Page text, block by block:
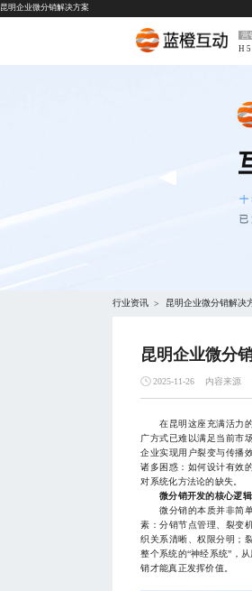
昆明企业微分销解决方案
营
行业资讯 > 昆明企业微分销解决
昆明企业微分
2025-11-26 内容来源
在昆明这座充满活力的
广方式已难以满足当前市
企业实现用户裂变与传播
诸多困惑：如何设计有效
对系统化方法论的缺失。
微分销开发的核心逻
微分销的本质并非简单
素：分销节点管理、裂变
织关系清晰、权限分明；
整个系统的“神经系统”，
销才能真正发挥价值。